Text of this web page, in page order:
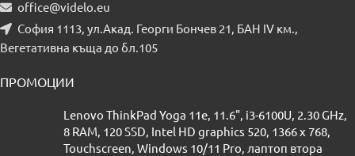
office@videlo.eu
София 1113, ул.Акад. Георги Бончев 21, БАН IV км.,
Вегетативна къща до бл.105
ПРОМОЦИИ
Lenovo ThinkPad Yoga 11e, 11.6", i3-6100U, 2.30 GHz,
8 RAM, 120 SSD, Intel HD graphics 520, 1366 x 768,
Touchscreen, Windows 10/11 Pro, лаптоп втора